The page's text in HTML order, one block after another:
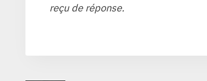
reçu de réponse.